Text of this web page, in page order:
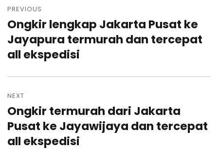
navigation
PREVIOUS
Previous
post:
Ongkir lengkap Jakarta Pusat ke
Jayapura termurah dan tercepat
all ekspedisi
NEXT
Next
post:
Ongkir termurah dari Jakarta
Pusat ke Jayawijaya dan tercepat
all ekspedisi